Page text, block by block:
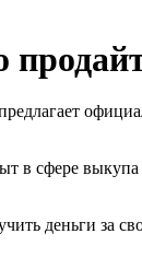
в сфере
деньги за